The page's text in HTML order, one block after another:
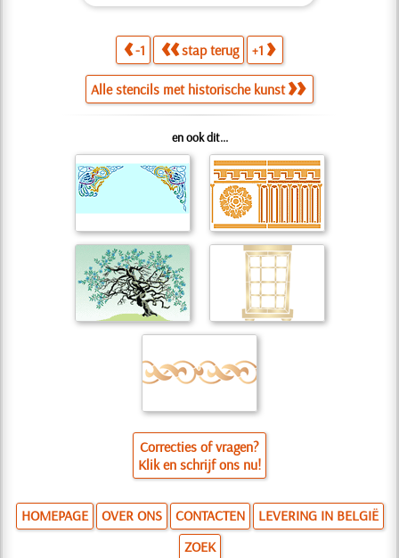
-1 stap terug +1
Alle stencils met historische kunst
en ook dit...
Correcties of vragen?
Klik en schrijf ons nu!
HOMEPAGE OVER ONS CONTACTEN
LEVERING IN BELGIË
ZOEK